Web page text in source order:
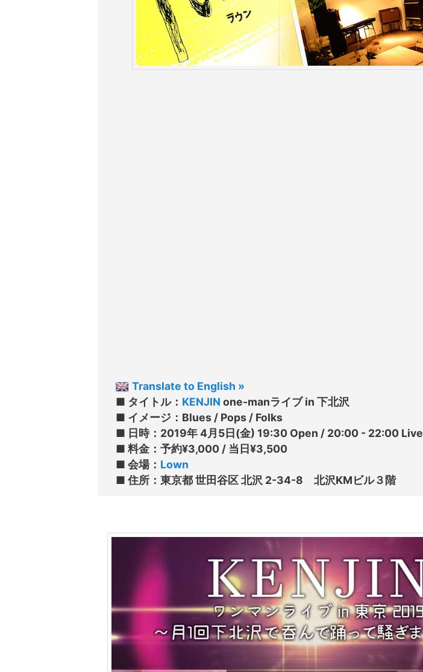
Translate to English »
■ タイトル： KENJIN one-manライブ in 下北沢
■ イメージ：Blues / Pops / Folks
■ 日時：2019年 4月5日(金) 19:30 Open / 20:00 - 22:00 Live
■ 料金：予約¥3,000 / 当日¥3,500
■ 会場： Lown